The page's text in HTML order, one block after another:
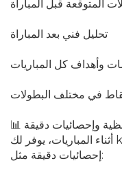
المتوقعة قبل المباراة
تحليل فني بعد المباراة
وأهداف كل المباريات
في مختلف البطولات
لحظية وإحصائيات دقيقة
أثناء المباريات، يوفر لك kooralive تحديثات فورية للنتائج مع
إحصائيات دقيقة مثل: